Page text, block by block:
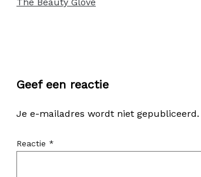
Geef een reactie
Je e-mailadres wordt niet gepubliceerd.
Reactie *